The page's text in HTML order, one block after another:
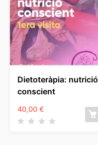
Dietoteràpia: nutrició
conscient
40,00 €